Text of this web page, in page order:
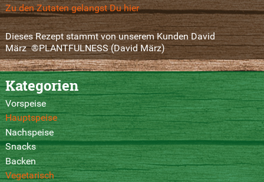
Zu den Zutaten gelangst Du hier
Dieses Rezept stammt von unserem Kunden David
März ®PLANTFULNESS (David März)
Kategorien
Vorspeise
Hauptspeise
Nachspeise
Snacks
Backen
Vegetarisch